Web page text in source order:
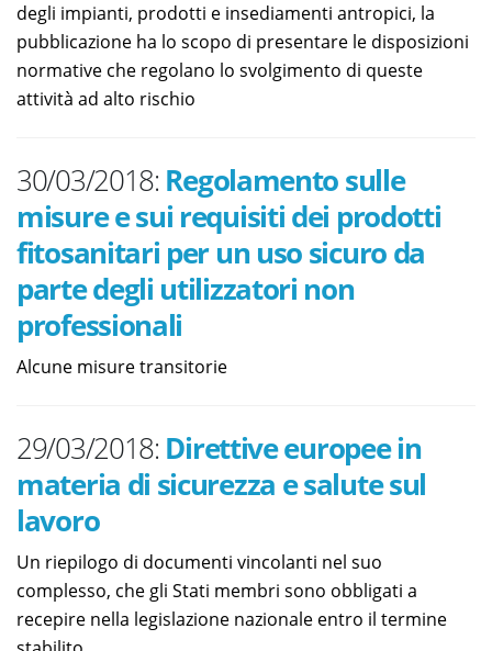
degli impianti, prodotti e insediamenti antropici, la
pubblicazione ha lo scopo di presentare le disposizioni
normative che regolano lo svolgimento di queste
attività ad alto rischio
30/03/2018: Regolamento sulle
misure e sui requisiti dei prodotti
fitosanitari per un uso sicuro da
parte degli utilizzatori non
professionali
Alcune misure transitorie
29/03/2018: Direttive europee in
materia di sicurezza e salute sul
lavoro
Un riepilogo di documenti vincolanti nel suo
complesso, che gli Stati membri sono obbligati a
recepire nella legislazione nazionale entro il termine